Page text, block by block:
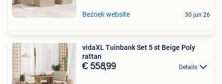
Bezoek website 30 jun 26
vidaXL Tuinbank Set 5 st Beige Poly
rattan
€ 558,99 Details